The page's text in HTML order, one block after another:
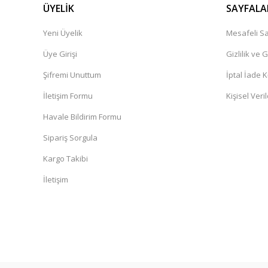
ÜYELİK
Yeni Üyelik
Üye Girişi
Şifremi Unuttum
İletişim Formu
Havale Bildirim Formu
Sipariş Sorgula
Kargo Takibi
İletişim
Mesafeli
Gizlilik ve
İptal İade
Kişisel